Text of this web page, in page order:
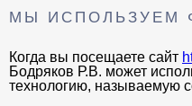
МЫ ИСПОЛЬЗУЕМ
Когда вы посещаете сайт
Бодряков Р.В. может
технологию, называемую